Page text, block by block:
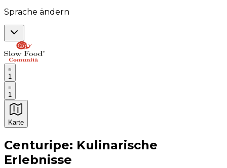
Sprache ändern
1
1
Karte
Unvergessliche kulinarische Erlebnisse:
Centuripe: Kulinarische
Erlebnisse